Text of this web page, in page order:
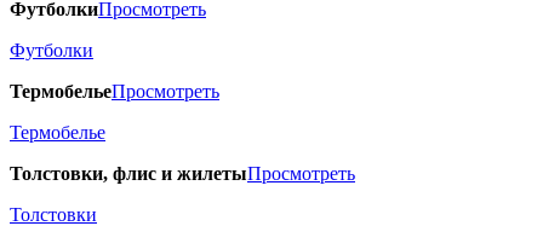
ФутболкиПросмотреть
Футболки
ТермобельеПросмотреть
Термобелье
Толстовки, флис и жилетыПросмотреть
Толстовки